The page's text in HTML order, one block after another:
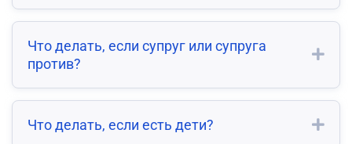
Что делать, если супруг или супруга
против?
Что делать, если есть дети?